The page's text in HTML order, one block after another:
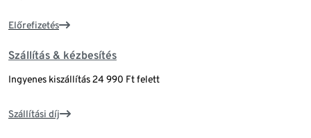
Előrefizetés
Szállítás & kézbesítés
Ingyenes kiszállítás 24 990 Ft felett
Szállítási díj